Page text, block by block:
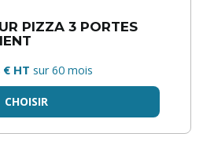
PIZZA 3 PORTES
HT sur 60 mois
CHOISIR